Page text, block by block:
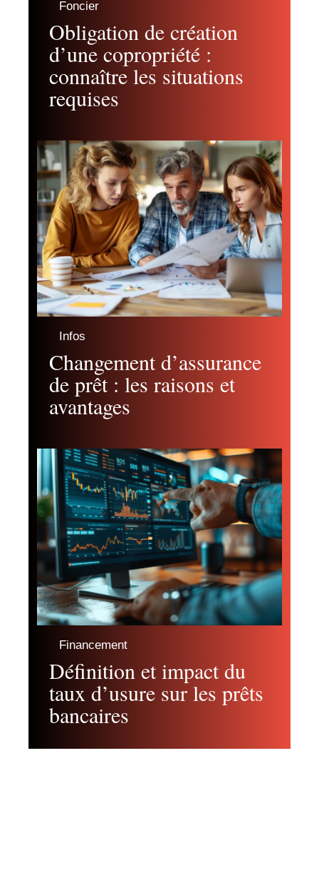
Foncier
Obligation de création
d’une copropriété :
connaître les situations
requises
Infos
Changement d’assurance
de prêt : les raisons et
avantages
Financement
Définition et impact du
taux d’usure sur les prêts
bancaires